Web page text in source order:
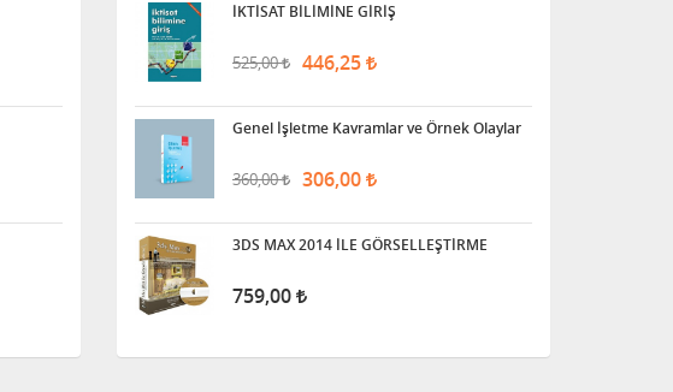
İKTİSAT BİLİMİNE GİRİŞ
525,00 446,25
Genel İşletme Kavramlar ve Örnek Olaylar
360,00 306,00
3DS MAX 2014 İLE GÖRSELLEŞTİRME
759,00